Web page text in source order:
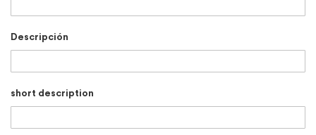
Descripción
short description